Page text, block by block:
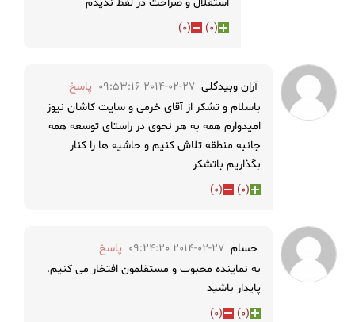
(
0
)
(
0
)
آران وبیدگلی 2014-02-27 09:53:16
پاسخ
باسلام و تشکر از آقای خرمی و سایت کاشان نیوز
امیدوارم همه به هر نحوی در راستای توسعه همه
جانبه منطقه تلاش کنیم و حاشیه ها را کنار
بگذاریم باتشکر
(
0
)
(
0
)
حسام 2014-02-27 09:24:20
پاسخ
به نماینده محبوب و مستقلمون افتخار می کنیم.
پایدار باشید
(
0
)
(
0
)